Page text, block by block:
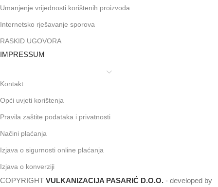
Umanjenje vrijednosti korištenih proizvoda
Internetsko rješavanje sporova
RASKID UGOVORA
IMPRESSUM
Kontakt
Opći uvjeti korištenja
Pravila zaštite podataka i privatnosti
Načini plaćanja
Izjava o sigurnosti online plaćanja
Izjava o konverziji
COPYRIGHT VULKANIZACIJA PASARIĆ D.O.O. - developed by